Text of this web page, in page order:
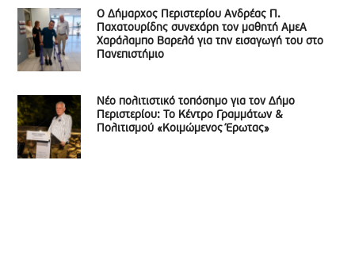
Ο Δήμαρχος Περιστερίου Ανδρέας Π.
Παχατουρίδης συνεχάρη τον μαθητή ΑμεΑ
Χαράλαμπο Βαρελά για την εισαγωγή του στο
Πανεπιστήμιο
Νέο πολιτιστικό τοπόσημο για τον Δήμο
Περιστερίου: Το Κέντρο Γραμμάτων &
Πολιτισμού «Κοιμώμενος Έρωτας»